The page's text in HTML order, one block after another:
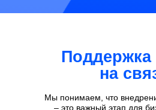
Мы понимаем, что
– это важный этап для
Поддержка
на